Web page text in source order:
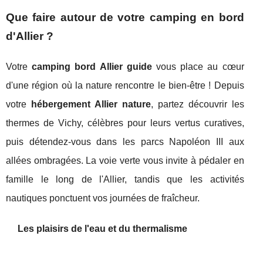
Que faire autour de votre camping en bord
d'Allier ?
Votrecamping bord Allier guidevous place au cœur
d'une région où la nature rencontre le bien-être ! Depuis
votre
hébergement Allier nature, partez découvrir les
thermes de Vichy, célèbres pour leurs vertus curatives,
puis détendez-vous dans les parcs Napoléon III aux
allées ombragées. La voie verte vous invite à pédaler en
famille le long de l'Allier, tandis que les activités
nautiques ponctuent vos journées de fraîcheur.
Les plaisirs de l'eau et du thermalisme